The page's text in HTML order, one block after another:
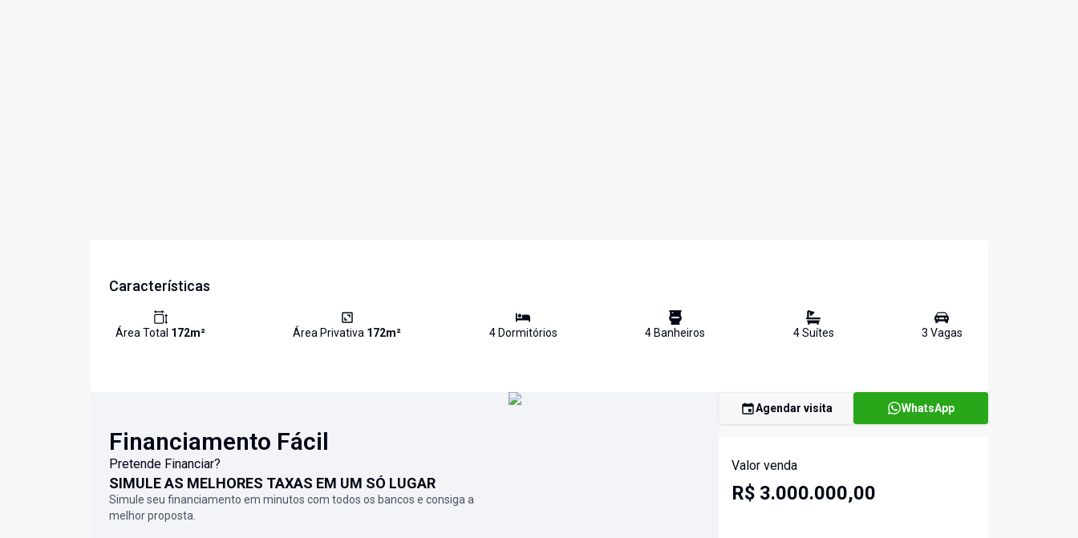
Características
Área Total 172m² Área Privativa 172m² 4Dormitórios 4 Banheiros 4Suítes 3 Vagas
Financiamento Fácil
Pretende Financiar?
SIMULE AS MELHORES TAXAS EM UM SÓ LUGAR
Simule seu financiamento em minutos com todos os bancos e consiga a
melhor proposta.
Agendar visita WhatsApp
Valor venda
R$ 3.000.000,00